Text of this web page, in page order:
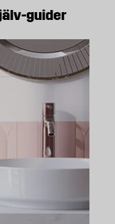
guider